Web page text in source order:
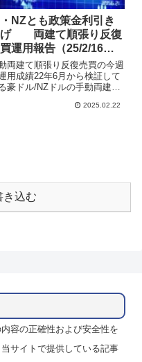
NZとも政策金利引き
両建て順張り反復
運用報告（25/2/16
両建て順張り反復売買の今週
用成績22年6月から検証して
豪ドル/NZドルの手動両建て
ています。元本50万円をリピ
2025.02.22
き込む
容の正確性および安全性を
サイトで提供している記事